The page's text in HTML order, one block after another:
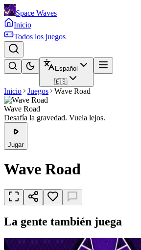
Space Waves
Inicio
Todos los juegos
Español
🇪🇸
Inicio Juegos Wave Road
Wave Road
Desafía la gravedad. Vuela lejos.
Jugar
Wave Road
La gente también juega